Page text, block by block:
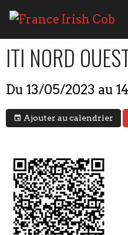
ITI NORD
Du 13/05/2023 au
Ajouter au calendrier